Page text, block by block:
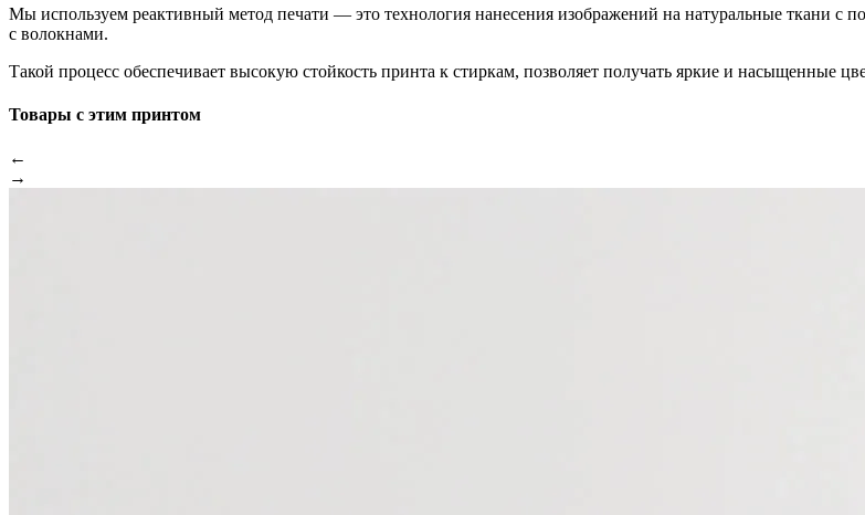
Мы используем реактивный метод печати — это технология нанесения изображений на натуральные ткани с
с волокнами.
Такой процесс обеспечивает высокую стойкость принта к стиркам, позволяет получать яркие и насыщенные
Товары с этим принтом
←
→